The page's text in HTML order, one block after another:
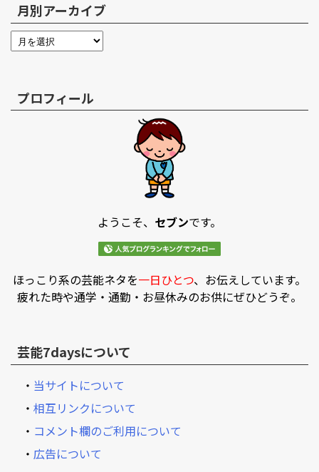
月別アーカイブ
プロフィール
ようこそ、 セブンです。
ほっこり系の芸能ネタを一日ひとつ、お伝えしています。
疲れた時や通学・通勤・お昼休みのお供にぜひどうぞ。
芸能7daysについて
・ 当サイトについて
・ 相互リンクについて
・ コメント欄のご利用について
・ 広告について